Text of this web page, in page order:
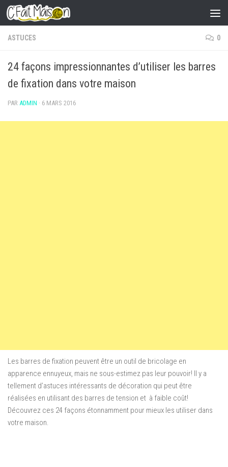
Skip to content
ASTUCES 0
24 façons impressionnantes d’utiliser les barres
de fixation dans votre maison
PAR ADMIN · 6 MARS 2016
Les barres de fixation peuvent être un outil de bricolage en
apparence ennuyeux, mais ne sous-estimez pas leur pouvoir! Il y a
tellement d’astuces intéressants de décoration qui peut être
réalisées en utilisant des barres de tension et à faible coût!
Découvrez ces 24 façons étonnamment pour mieux les utiliser dans
votre maison.